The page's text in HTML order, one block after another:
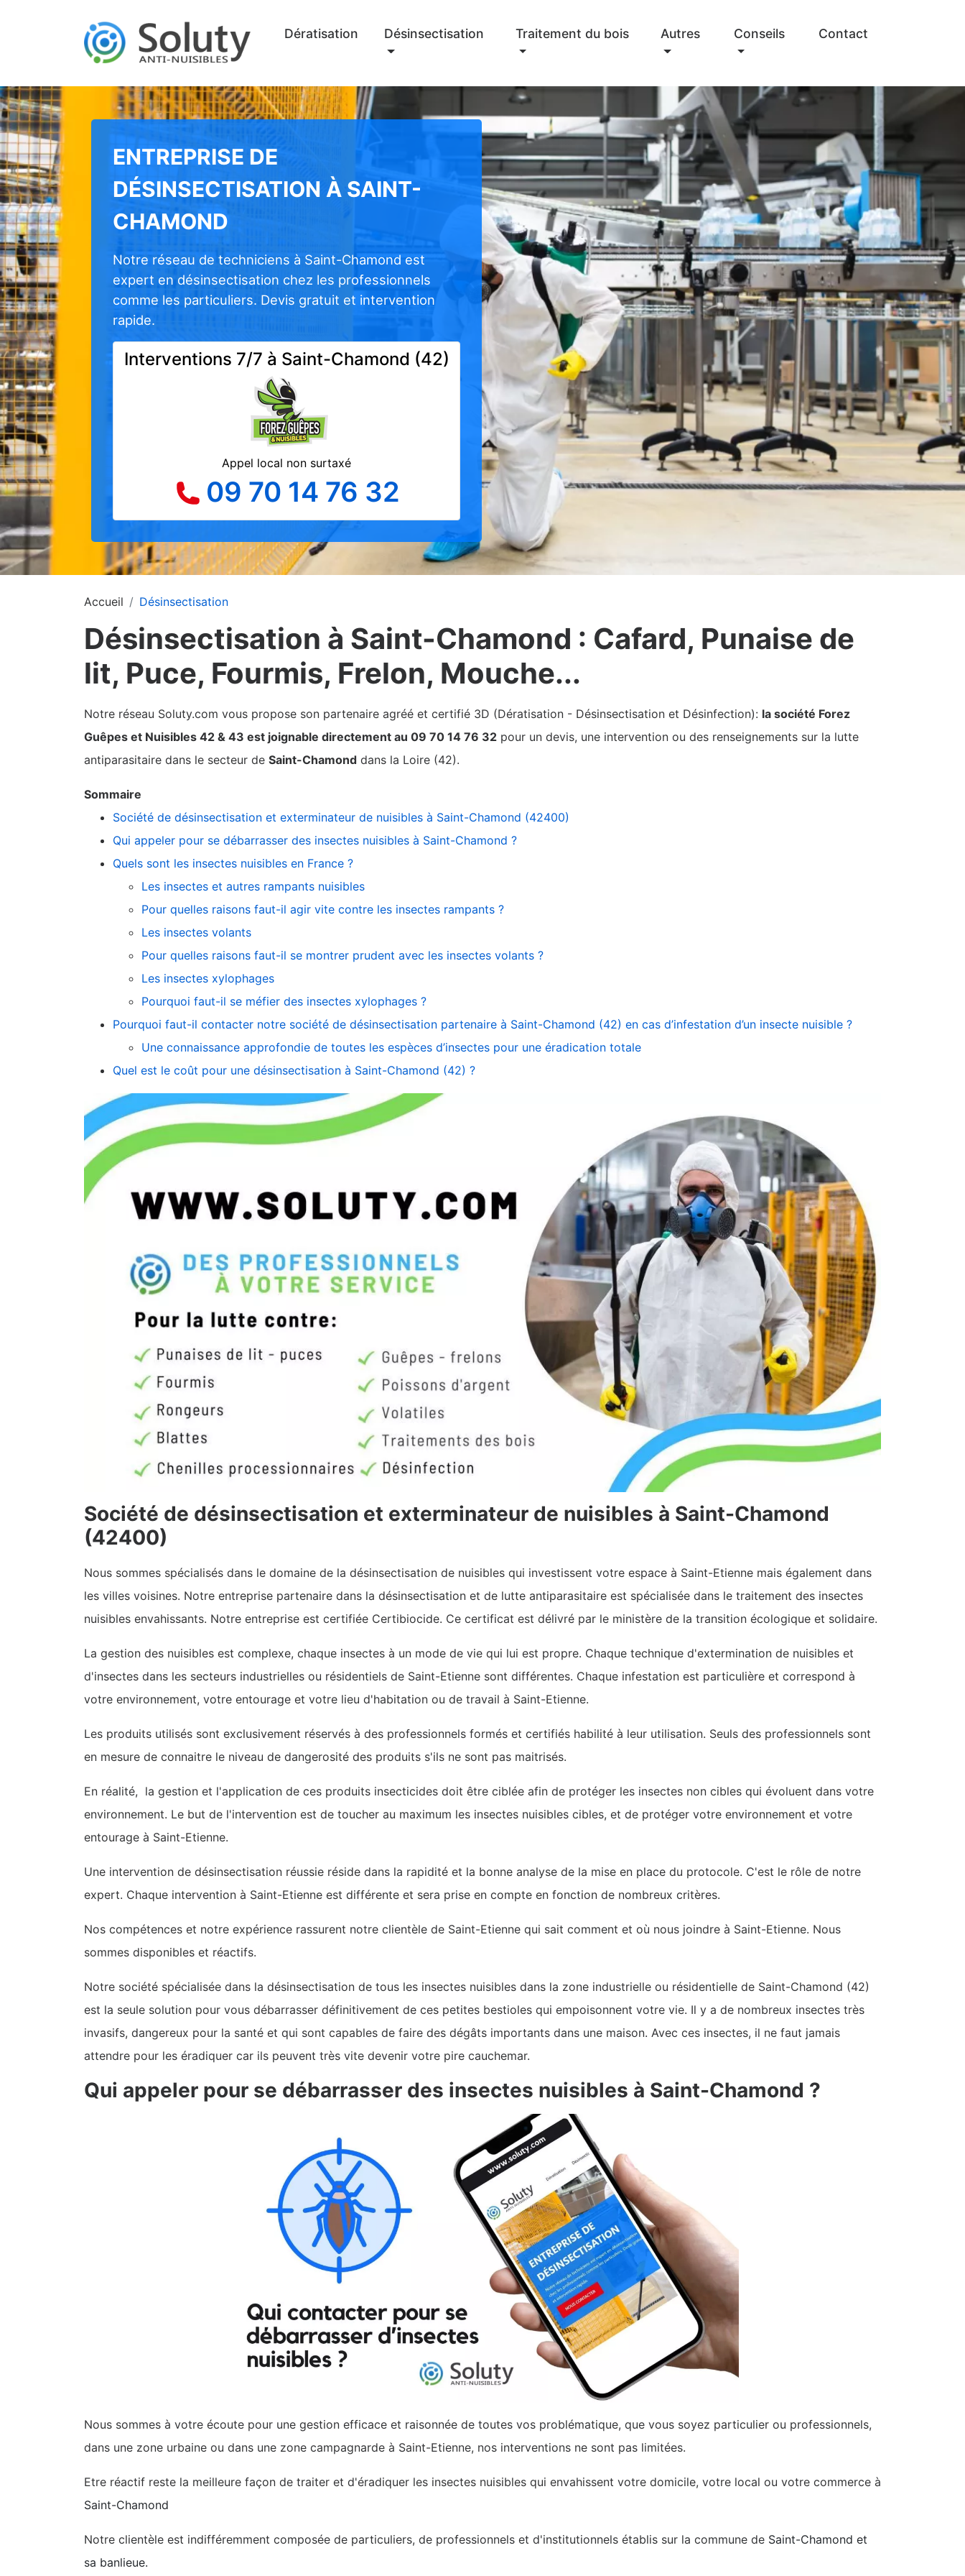
Dératisation Désinsectisation Traitement du bois Autres Conseils Contact
ENTREPRISE DE
DÉSINSECTISATION À SAINT-
CHAMOND
Notre réseau de techniciens à Saint-Chamond est
expert en désinsectisation chez les professionnels
comme les particuliers. Devis gratuit et intervention
rapide.
Interventions 7/7 à Saint-Chamond (42)
Appel local non surtaxé
09 70 14 76 32
Accueil Désinsectisation
Désinsectisation à Saint-Chamond : Cafard, Punaise de
lit, Puce, Fourmis, Frelon, Mouche...
Notre réseau Soluty.com vous propose son partenaire agréé et certifié 3D (Dératisation - Désinsectisation et Désinfection): la société Forez
Guêpes et Nuisibles 42 & 43 est joignable directement au 09 70 14 76 32 pour un devis, une intervention ou des renseignements sur la lutte
antiparasitaire dans le secteur de Saint-Chamond dans la Loire (42).
Sommaire
Société de désinsectisation et exterminateur de nuisibles à Saint-Chamond (42400)
Qui appeler pour se débarrasser des insectes nuisibles à Saint-Chamond ?
Quels sont les insectes nuisibles en France ?
Les insectes et autres rampants nuisibles
Pour quelles raisons faut-il agir vite contre les insectes rampants ?
Les insectes volants
Pour quelles raisons faut-il se montrer prudent avec les insectes volants ?
Les insectes xylophages
Pourquoi faut-il se méfier des insectes xylophages ?
Pourquoi faut-il contacter notre société de désinsectisation partenaire à Saint-Chamond (42) en cas d’infestation d’un insecte nuisible ?
Une connaissance approfondie de toutes les espèces d’insectes pour une éradication totale
Quel est le coût pour une désinsectisation à Saint-Chamond (42) ?
Société de désinsectisation et exterminateur de nuisibles à Saint-Chamond
(42400)
Nous sommes spécialisés dans le domaine de la désinsectisation de nuisibles qui investissent votre espace à Saint-Etienne mais également dans
les villes voisines. Notre entreprise partenaire dans la désinsectisation et de lutte antiparasitaire est spécialisée dans le traitement des insectes
nuisibles envahissants. Notre entreprise est certifiée Certibiocide. Ce certificat est délivré par le ministère de la transition écologique et solidaire.
La gestion des nuisibles est complexe, chaque insectes à un mode de vie qui lui est propre. Chaque technique d'extermination de nuisibles et
d'insectes dans les secteurs industrielles ou résidentiels de Saint-Etienne sont différentes. Chaque infestation est particulière et correspond à
votre environnement, votre entourage et votre lieu d'habitation ou de travail à Saint-Etienne.
Les produits utilisés sont exclusivement réservés à des professionnels formés et certifiés habilité à leur utilisation. Seuls des professionnels sont
en mesure de connaitre le niveau de dangerosité des produits s'ils ne sont pas maitrisés.
En réalité, la gestion et l'application de ces produits insecticides doit être ciblée afin de protéger les insectes non cibles qui évoluent dans votre
environnement. Le but de l'intervention est de toucher au maximum les insectes nuisibles cibles, et de protéger votre environnement et votre
entourage à Saint-Etienne.
Une intervention de désinsectisation réussie réside dans la rapidité et la bonne analyse de la mise en place du protocole. C'est le rôle de notre
expert. Chaque intervention à Saint-Etienne est différente et sera prise en compte en fonction de nombreux critères.
Nos compétences et notre expérience rassurent notre clientèle de Saint-Etienne qui sait comment et où nous joindre à Saint-Etienne. Nous
sommes disponibles et réactifs.
Notre société spécialisée dans la désinsectisation de tous les insectes nuisibles dans la zone industrielle ou résidentielle de Saint-Chamond (42)
est la seule solution pour vous débarrasser définitivement de ces petites bestioles qui empoisonnent votre vie. Il y a de nombreux insectes très
invasifs, dangereux pour la santé et qui sont capables de faire des dégâts importants dans une maison. Avec ces insectes, il ne faut jamais
attendre pour les éradiquer car ils peuvent très vite devenir votre pire cauchemar.
Qui appeler pour se débarrasser des insectes nuisibles à Saint-Chamond ?
Nous sommes à votre écoute pour une gestion efficace et raisonnée de toutes vos problématique, que vous soyez particulier ou professionnels,
dans une zone urbaine ou dans une zone campagnarde à Saint-Etienne, nos interventions ne sont pas limitées.
Etre réactif reste la meilleure façon de traiter et d'éradiquer les insectes nuisibles qui envahissent votre domicile, votre local ou votre commerce à
Saint-Chamond
Notre clientèle est indifféremment composée de particuliers, de professionnels et d'institutionnels établis sur la commune de Saint-Chamond et
sa banlieue.